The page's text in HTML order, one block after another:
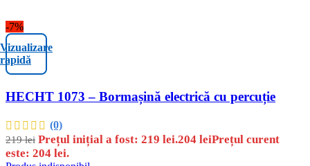
-7%
Vizualizare
rapidă
HECHT 1073 – Bormașină electrică cu percuție
(0)
219lei Prețul inițial a fost: 219 lei.204 leiPrețul curent
este: 204 lei.